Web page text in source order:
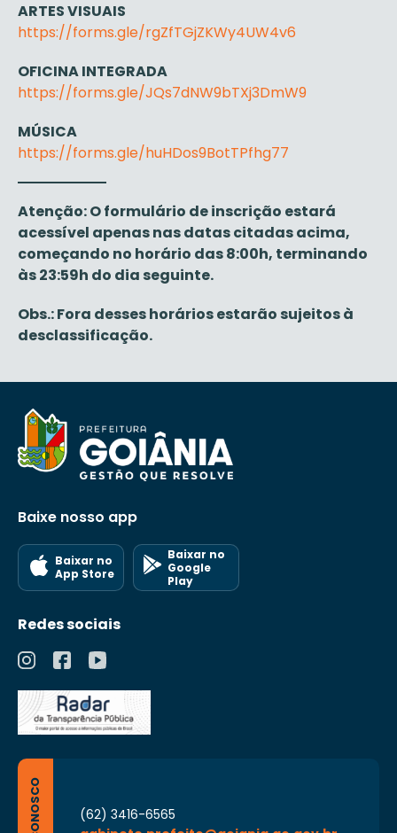
ARTES VISUAIS
https://forms.gle/rgZfTGjZKWy4UW4v6
OFICINA INTEGRADA
https://forms.gle/JQs7dNW9bTXj3DmW9
MÚSICA
https://forms.gle/huHDos9BotTPfhg77
Atenção: O formulário de inscrição estará
acessível apenas nas datas citadas acima,
começando no horário das 8:00h, terminando
às 23:59h do dia seguinte.
Obs.: Fora desses horários estarão sujeitos à
desclassificação.
Baixe nosso app
Baixar no
App Store
Baixar no
Google
Play
Redes sociais
(62) 3416-6565